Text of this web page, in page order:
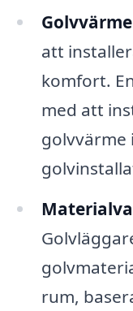
att
komfort.
med att
golvvärme
rum,